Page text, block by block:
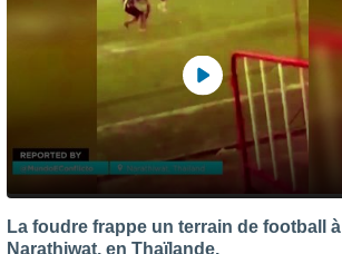
La foudre frappe un terrain de football à
Narathiwat, en Thaïlande.